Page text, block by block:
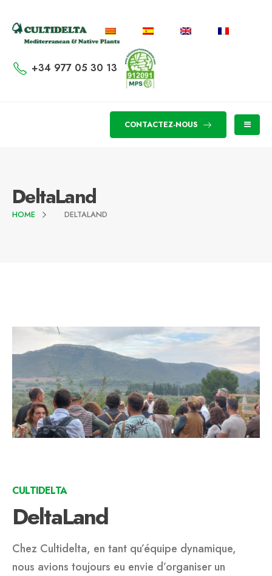
+34 977 05 30 13
CONTACTEZ-NOUS
DeltaLand
HOME DELTALAND
CULTIDELTA
DeltaLand
Chez Cultidelta, en tant qu’équipe dynamique,
nous avions toujours eu envie d’organiser un